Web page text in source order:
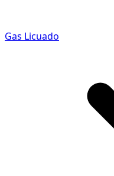
Gas Licuado